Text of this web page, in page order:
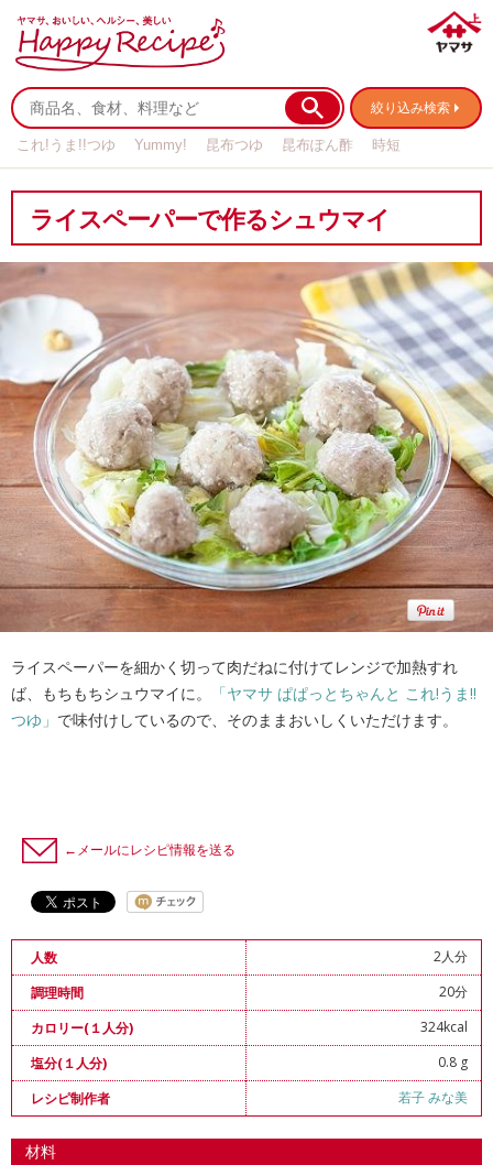
絞り込み検索
これ!うま!!つゆ Yummy! 昆布つゆ 昆布ぽん酢
時短
ライスペーパーで作るシュウマイ
ライスペーパーを細かく切って肉だねに付けてレンジで加熱すれ
ば、もちもちシュウマイに。
「ヤマサ ぱぱっとちゃんと これ!うま!!
つゆ」 で味付けしているので、そのままおいしくいただけます。
←メールにレシピ情報を送る
人数
2人分
調理時間
20分
カロリー(１人分)
324kcal
塩分(１人分)
0.8 g
レシピ制作者
若子 みな美
材料